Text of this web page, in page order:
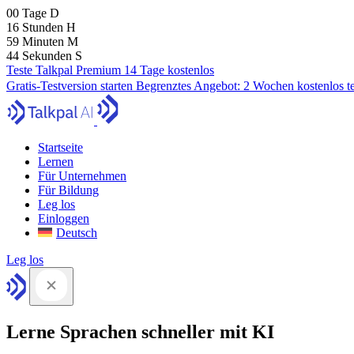
00 Tage D
16 Stunden H
59 Minuten M
43 Sekunden S
Teste Talkpal Premium 14 Tage kostenlos
Gratis-Testversion starten Begrenztes Angebot: 2 Wochen kostenlos
Startseite
Lernen
Für Unternehmen
Für Bildung
Leg los
Einloggen
Deutsch
Leg los
Lerne Sprachen schneller mit KI